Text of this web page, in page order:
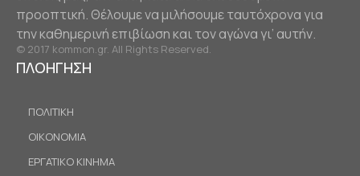
προοπτική. Θέλουμε να μιλήσουμε ταυτόχρονα για
την καθημερινή επιβίωση και τον αγώνα γι’ αυτήν.
© 2017 kommon.gr. All Rights Reserved.
ΠΛΟΗΓΗΣΗ
ΠΟΛΙΤΙΚΗ
ΟΙΚΟΝΟΜΙΑ
ΕΡΓΑΤΙΚΟ ΚΙΝΗΜΑ